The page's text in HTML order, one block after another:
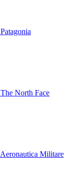
Patagonia
The North Face
Aeronautica Militare